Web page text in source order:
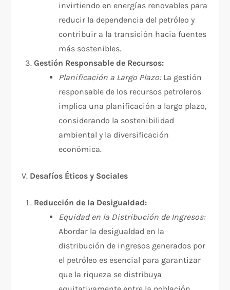
invirtiendo en energías renovables para
reducir la dependencia del petróleo y
contribuir a la transición hacia fuentes
más sostenibles.
Gestión Responsable de Recursos:
Planificación a Largo Plazo:La gestión
responsable de los recursos petroleros
implica una planificación a largo plazo,
considerando la sostenibilidad
ambiental y la diversificación
económica.
V. Desafíos Éticos y Sociales
Reducción de la Desigualdad:
Equidad en la Distribución de Ingresos:
Abordar la desigualdad en la
distribución de ingresos generados por
el petróleo es esencial para garantizar
que la riqueza se distribuya